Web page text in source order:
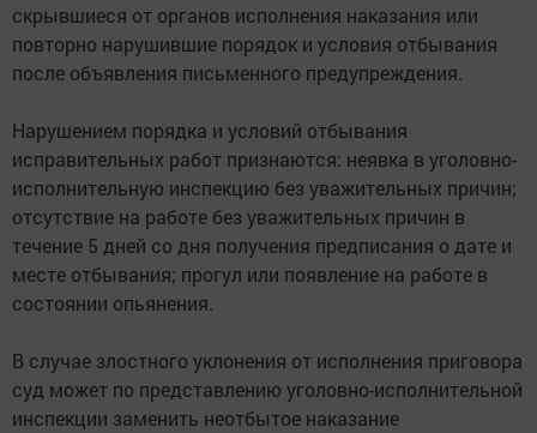
скрывшиеся от органов исполнения наказания или
повторно нарушившие порядок и условия отбывания
после объявления письменного предупреждения.
Нарушением порядка и условий отбывания
исправительных работ признаются: неявка в уголовно-
исполнительную инспекцию без уважительных причин;
отсутствие на работе без уважительных причин в
течение 5 дней со дня получения предписания о дате и
месте отбывания; прогул или появление на работе в
состоянии опьянения.
В случае злостного уклонения от исполнения приговора
суд может по представлению уголовно-исполнительной
инспекции заменить неотбытое наказание